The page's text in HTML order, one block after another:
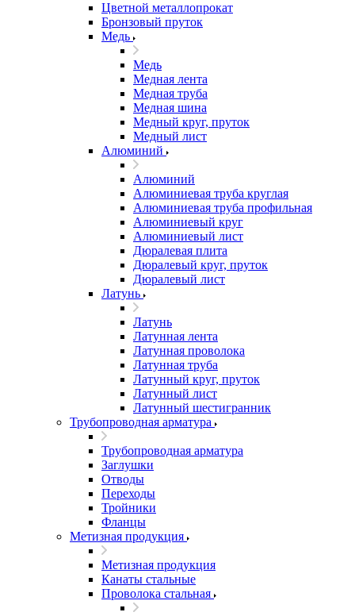
Цветной металлопрокат
Бронзовый пруток
Медь
Медь
Медная лента
Медная труба
Медная шина
Медный круг, пруток
Медный лист
Алюминий
Алюминий
Алюминиевая труба круглая
Алюминиевая труба профильная
Алюминиевый круг
Алюминиевый лист
Дюралевая плита
Дюралевый круг, пруток
Дюралевый лист
Латунь
Латунь
Латунная лента
Латунная проволока
Латунная труба
Латунный круг, пруток
Латунный лист
Латунный шестигранник
Трубопроводная арматура
Трубопроводная арматура
Заглушки
Отводы
Переходы
Тройники
Фланцы
Метизная продукция
Метизная продукция
Канаты стальные
Проволока стальная